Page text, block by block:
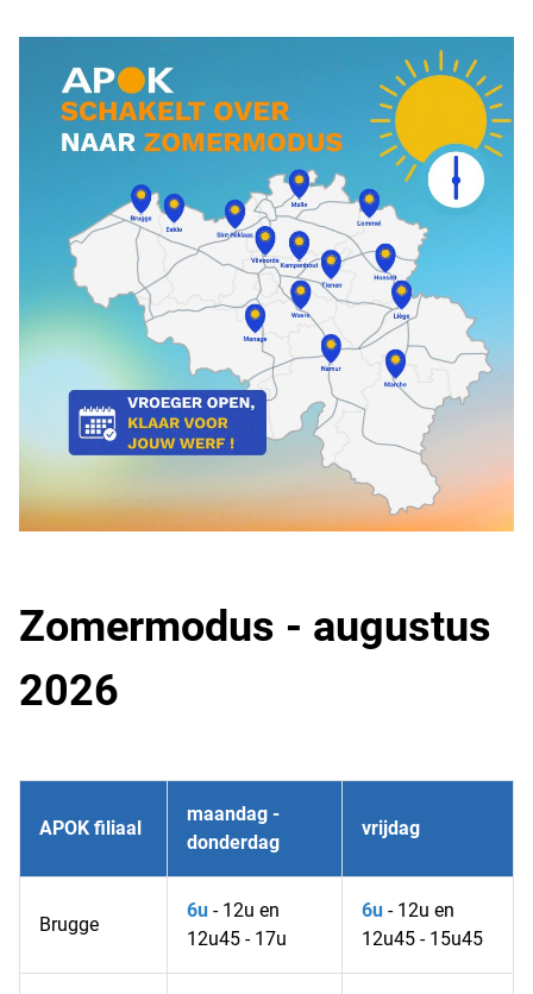
Zomermodus - augustus
2026
APOK filiaal
maandag -
donderdag
vrijdag
Brugge
6u - 12u en
12u45 - 17u
6u - 12u en
12u45 - 15u45